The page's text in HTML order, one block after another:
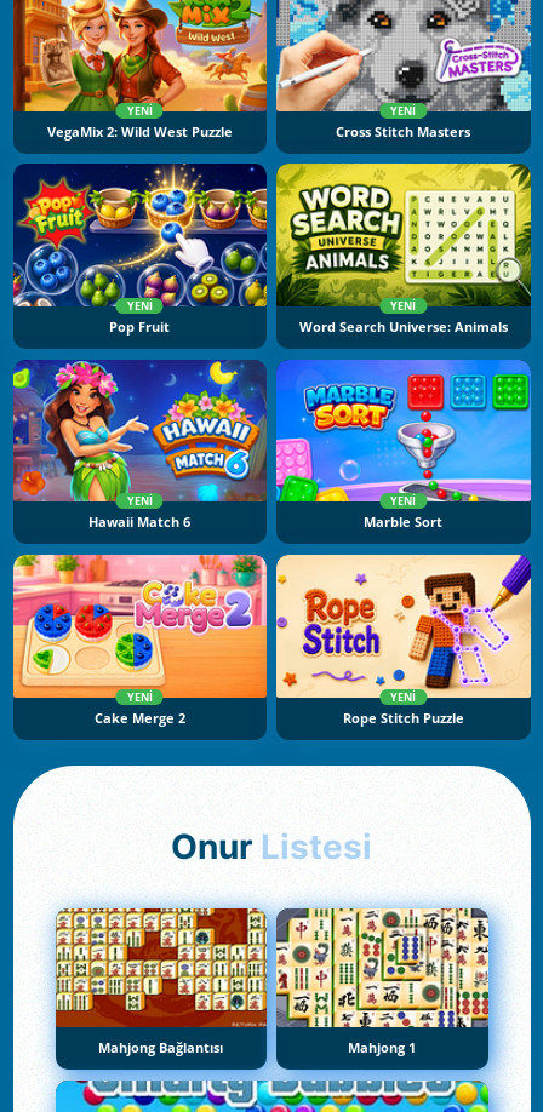
YENI
VegaMix 2: Wild West Puzzle
YENI
Cross Stitch Masters
YENI
Pop Fruit
YENI
Word Search Universe: Animals
YENI
Hawaii Match 6
YENI
Marble Sort
YENI
Cake Merge 2
YENI
Rope Stitch Puzzle
Onur Listesi
Mahjong Bağlantısı Mahjong 1